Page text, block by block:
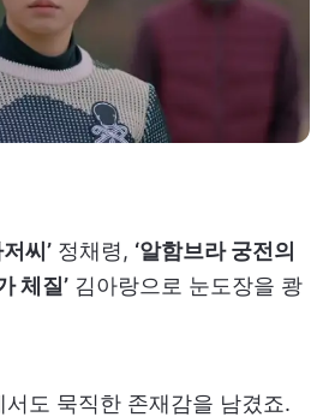
씨’ 정채령, ‘알함브라 궁전의
체질’ 김아랑으로 눈도장을 쾅
서도 묵직한 존재감을 남겼죠.